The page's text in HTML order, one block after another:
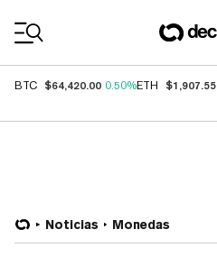
BTC $64,420.00 0.50%ETH $1,907.55
Noticias Monedas